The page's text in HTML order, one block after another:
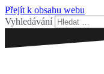
Přejít k obsahu webu
Vyhledávání